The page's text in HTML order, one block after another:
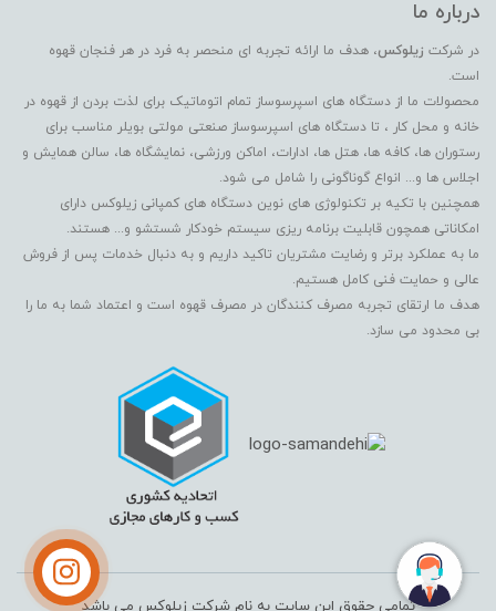
درباره ما
در شرکت زیلوکس، هدف ما ارائه تجربه ای منحصر به فرد در هر فنجان قهوه
است.
محصولات ما از دستگاه های اسپرسوساز تمام اتوماتیک برای لذت بردن از قهوه در
خانه و محل کار ، تا دستگاه های اسپرسوساز صنعتی مولتی بویلر مناسب برای
رستوران ها، کافه ها، هتل ها، ادارات، اماکن ورزشی، نمایشگاه ها، سالن همایش و
اجلاس ها و... انواع گوناگونی را شامل می شود.
همچنین با تکیه بر تکنولوژی های نوین دستگاه های کمپانی زیلوکس دارای
امکاناتی همچون قابلیت برنامه ریزی سیستم خودکار شستشو و... هستند.
ما به عملکرد برتر و رضایت مشتریان تاکید داریم و به دنبال خدمات پس از فروش
عالی و حمایت فنی کامل هستیم.
هدف ما ارتقای تجربه مصرف کنندگان در مصرف قهوه است و اعتماد شما به ما را
بی محدود می سازد.
تمامی حقوق این سایت به نام شرکت زیلوکس می باشد